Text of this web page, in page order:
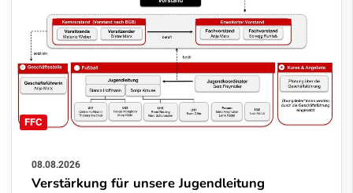
FFC
08.08.2026
Verstärkung für unsere Jugendleitung